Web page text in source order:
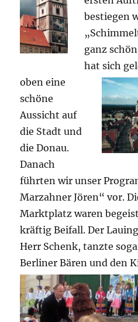
bestiegen
ganz
hat sich
oben eine
schöne
Aussicht auf
die Stadt und
die Donau.
Danach
führten wir unser
Marzahner Jören“ vor.
Marktplatz waren
kräftig Beifall. Der
Herr Schenk, tanzte
Berliner Bären und den